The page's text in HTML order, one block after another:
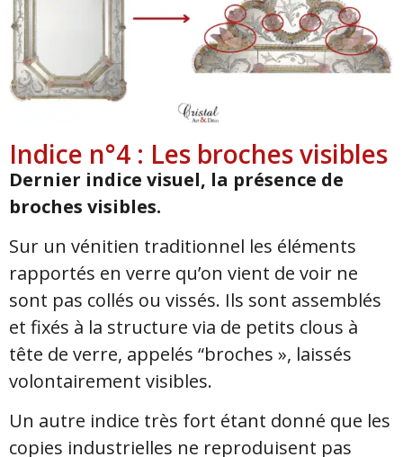
Indice n°4 : Les broches visibles
Dernier indice visuel, la présence de
broches visibles.
Sur un vénitien traditionnel les éléments
rapportés en verre qu’on vient de voir ne
sont pas collés ou vissés. Ils sont assemblés
et fixés à la structure via de petits clous à
tête de verre, appelés “broches », laissés
volontairement visibles.
Un autre indice très fort étant donné que les
copies industrielles ne reproduisent pas